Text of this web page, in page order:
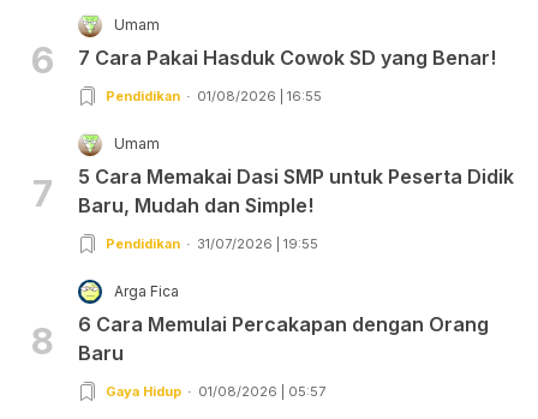
6
Umam
7 Cara Pakai Hasduk Cowok SD yang Benar!
Pendidikan 01/08/2026 | 16:55
7
Umam
5 Cara Memakai Dasi SMP untuk Peserta Didik
Baru, Mudah dan Simple!
Pendidikan 31/07/2026 | 19:55
8
Arga Fica
6 Cara Memulai Percakapan dengan Orang
Baru
Gaya Hidup 01/08/2026 | 05:57